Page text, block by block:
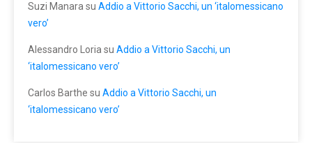
Suzi Manara su Addio a Vittorio Sacchi, un ‘italomessicano
vero’
Alessandro Loria su Addio a Vittorio Sacchi, un
‘italomessicano vero’
Carlos Barthe su Addio a Vittorio Sacchi, un
‘italomessicano vero’